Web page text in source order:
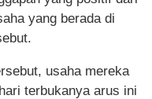
yang berada di
usaha mereka
terbukanya arus ini